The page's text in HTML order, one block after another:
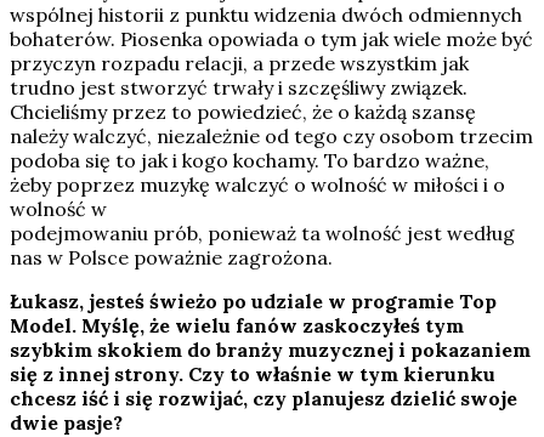
wspólnej historii z punktu widzenia dwóch odmiennych
bohaterów. Piosenka opowiada o tym jak wiele może być
przyczyn rozpadu relacji, a przede wszystkim jak
trudno jest stworzyć trwały i szczęśliwy związek.
Chcieliśmy przez to powiedzieć, że o każdą szansę
należy walczyć, niezależnie od tego czy osobom trzecim
podoba się to jak i kogo kochamy. To bardzo ważne,
żeby poprzez muzykę walczyć o wolność w miłości i o
wolność w
podejmowaniu prób, ponieważ ta wolność jest według
nas w Polsce poważnie zagrożona.
Łukasz, jesteś świeżo po udziale w programie Top
Model. Myślę, że wielu fanów zaskoczyłeś tym
szybkim skokiem do branży muzycznej i pokazaniem
się z innej strony. Czy to właśnie w tym kierunku
chcesz iść i się rozwijać, czy planujesz dzielić swoje
dwie pasje?